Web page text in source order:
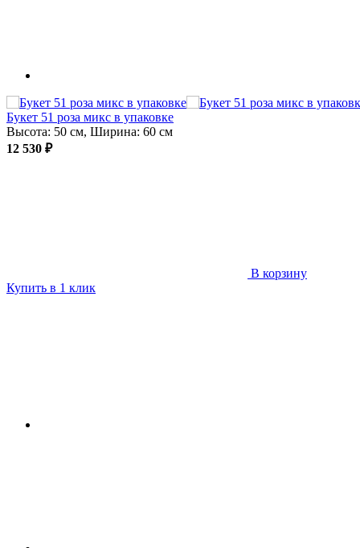
Букет 51 роза микс в упаковке
Высота: 50 см, Ширина: 60 см
12 530 ₽
В корзину
Купить в 1 клик